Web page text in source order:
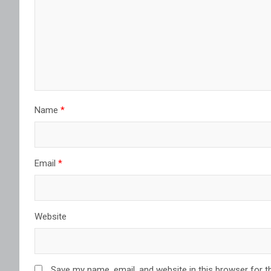
Name *
Email *
Website